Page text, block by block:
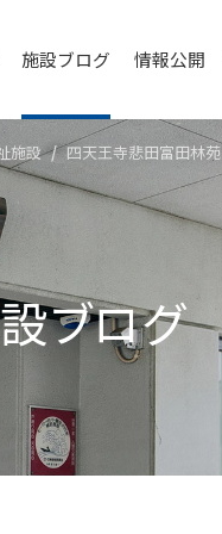
施設ブログ 情報公開
施設 四天王寺悲⽥富⽥林苑
ブログ